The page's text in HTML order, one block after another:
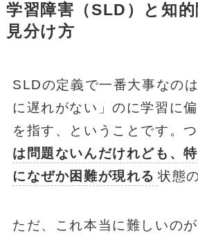
学習障害（SLD）と知
見分け方
SLDの定義で一番大事なの
に遅れがない」のに学習に
を指す、ということです。つ
は問題ないんだけれども、
になぜか困難が現れる 状態
ただ、これ本当に難しいの